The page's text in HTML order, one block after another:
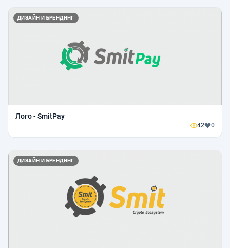
ДИЗАЙН И БРЕНДИНГ
Лого - SmitPay
42 0
ДИЗАЙН И БРЕНДИНГ